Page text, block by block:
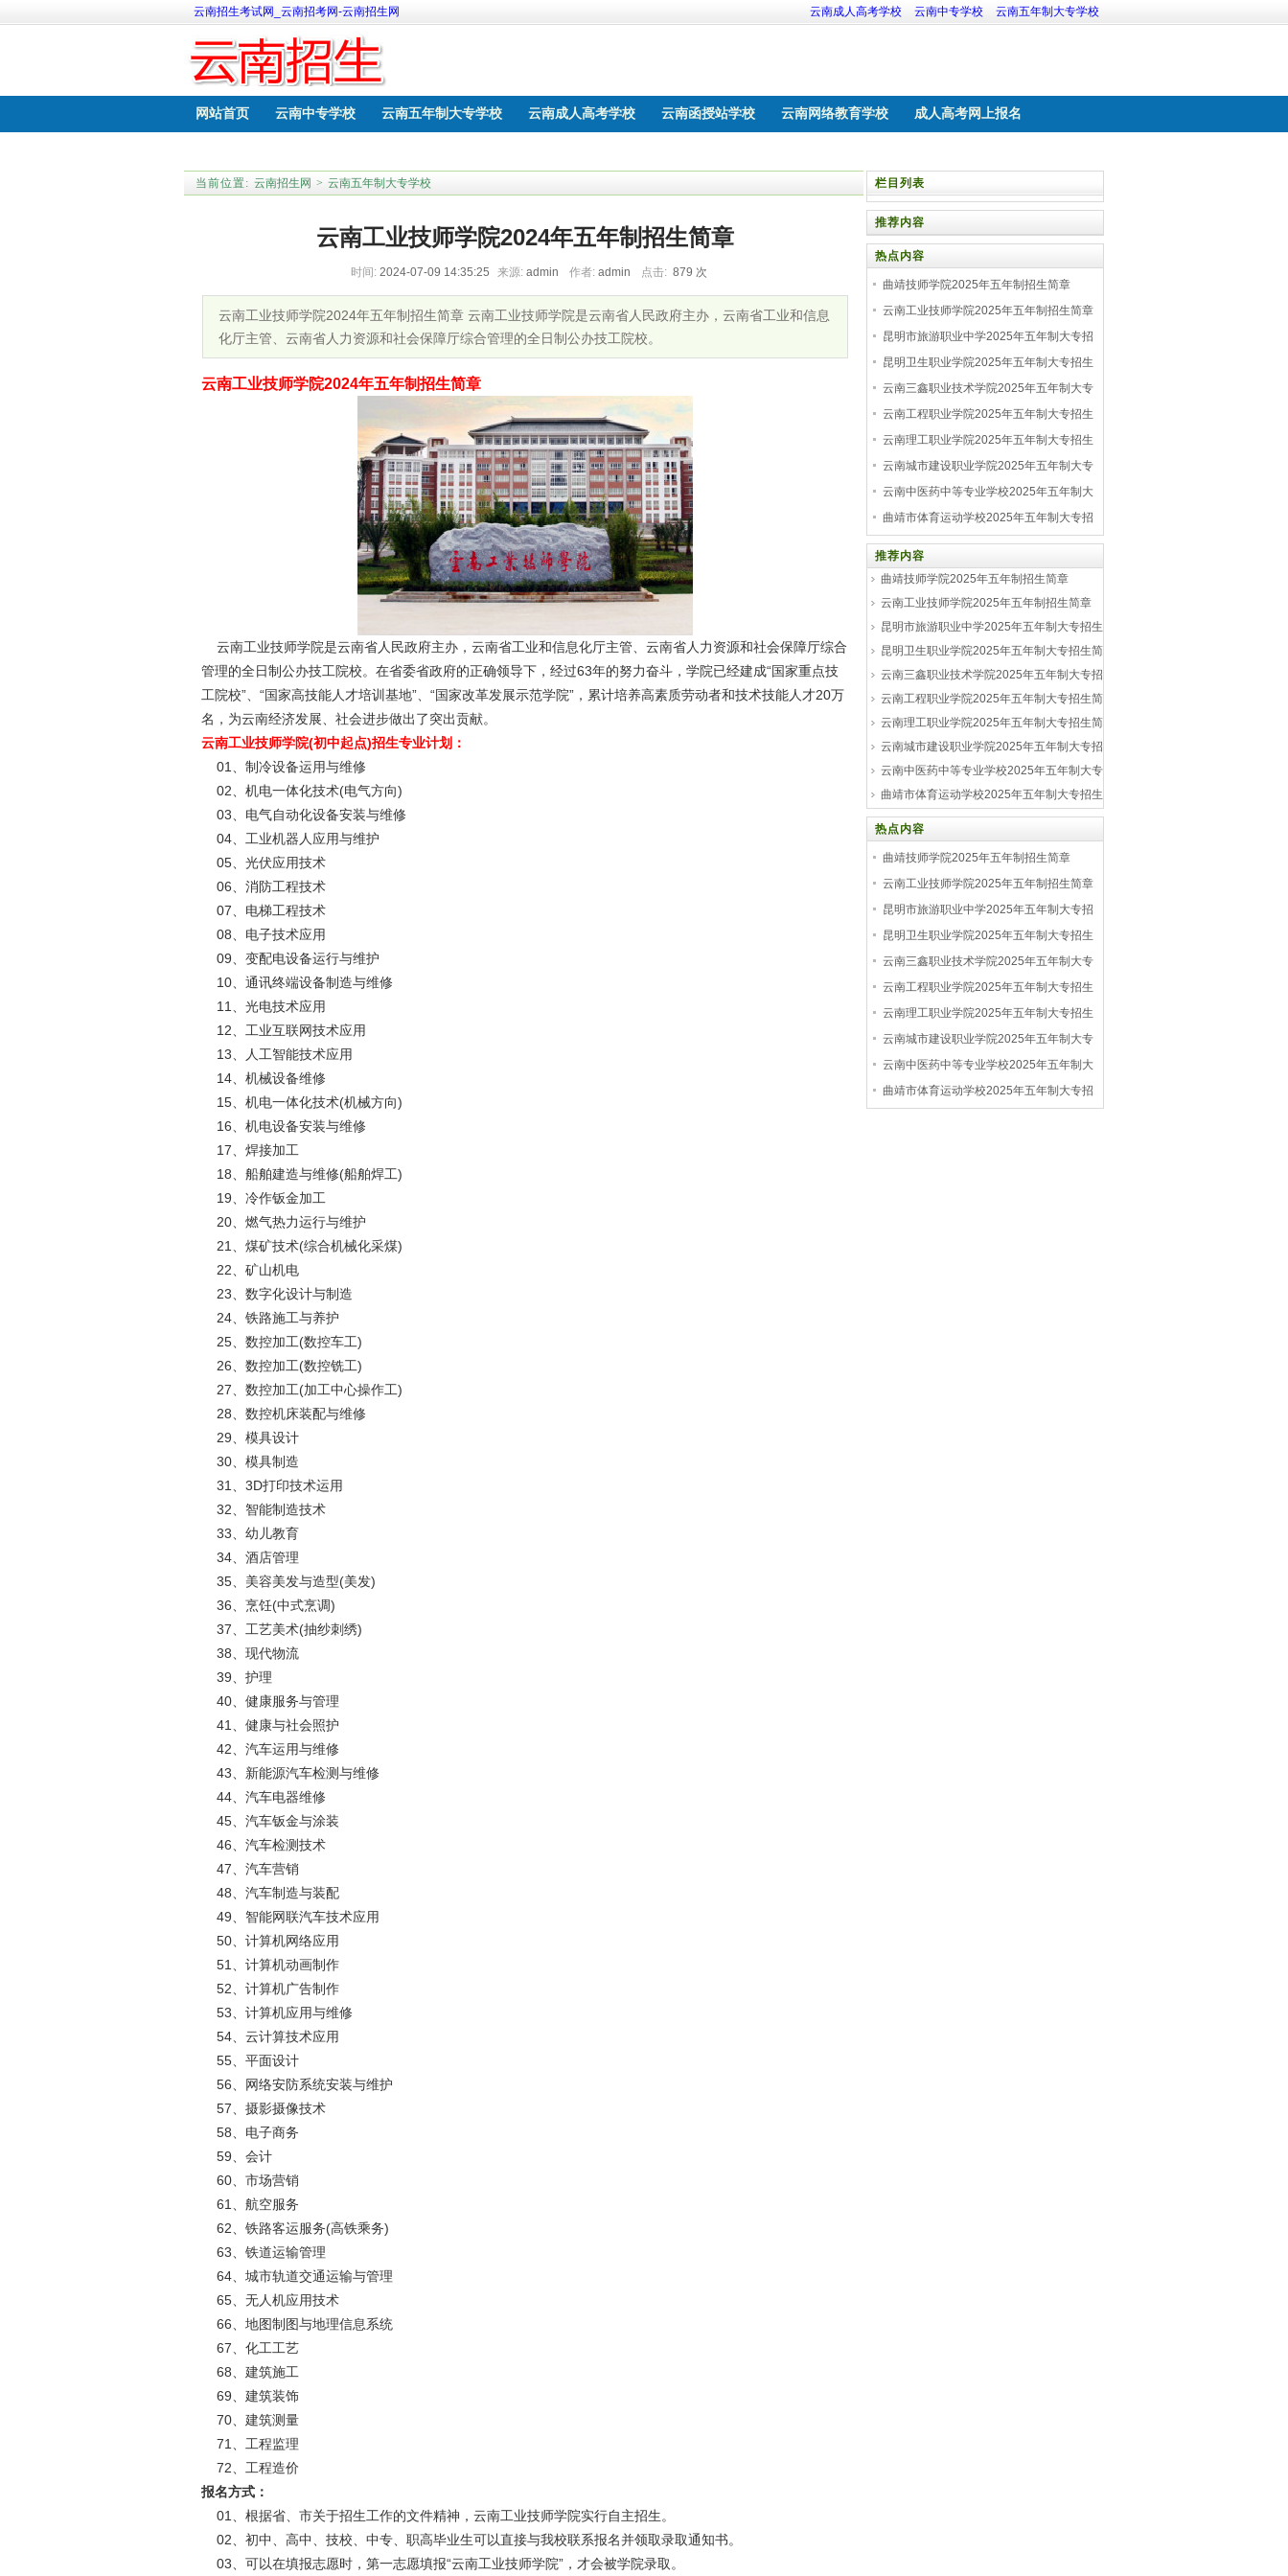
云南招生考试网_云南招考网-云南招生网 云南成人高考学校 云南中专学校 云南五年制大专学校
网站首页 云南中专学校 云南五年制大专学校 云南成人高考学校 云南函授站学校 云南网络教育学校 成人高考网上报名
当前位置: 云南招生网 > 云南五年制大专学校
云南工业技师学院2024年五年制招生简章
时间: 2024-07-09 14:35:25 来源: admin 作者: admin 点击: 879 次
云南工业技师学院2024年五年制招生简章 云南工业技师学院是云南省人民政府主办，云南省工业和信息
化厅主管、云南省人力资源和社会保障厅综合管理的全日制公办技工院校。
云南工业技师学院2024年五年制招生简章
云南工业技师学院是云南省人民政府主办，云南省工业和信息化厅主管、云南省人力资源和社会保障厅综合
管理的全日制公办技工院校。在省委省政府的正确领导下，经过63年的努力奋斗，学院已经建成“国家重点技
工院校”、“国家高技能人才培训基地”、“国家改革发展示范学院”，累计培养高素质劳动者和技术技能人才20万
名，为云南经济发展、社会进步做出了突出贡献。
云南工业技师学院(初中起点)招生专业计划：
01、制冷设备运用与维修
02、机电一体化技术(电气方向)
03、电气自动化设备安装与维修
04、工业机器人应用与维护
05、光伏应用技术
06、消防工程技术
07、电梯工程技术
08、电子技术应用
09、变配电设备运行与维护
10、通讯终端设备制造与维修
11、光电技术应用
12、工业互联网技术应用
13、人工智能技术应用
14、机械设备维修
15、机电一体化技术(机械方向)
16、机电设备安装与维修
17、焊接加工
18、船舶建造与维修(船舶焊工)
19、冷作钣金加工
20、燃气热力运行与维护
21、煤矿技术(综合机械化采煤)
22、矿山机电
23、数字化设计与制造
24、铁路施工与养护
25、数控加工(数控车工)
26、数控加工(数控铣工)
27、数控加工(加工中心操作工)
28、数控机床装配与维修
29、模具设计
30、模具制造
31、3D打印技术运用
32、智能制造技术
33、幼儿教育
34、酒店管理
35、美容美发与造型(美发)
36、烹饪(中式烹调)
37、工艺美术(抽纱刺绣)
38、现代物流
39、护理
40、健康服务与管理
41、健康与社会照护
42、汽车运用与维修
43、新能源汽车检测与维修
44、汽车电器维修
45、汽车钣金与涂装
46、汽车检测技术
47、汽车营销
48、汽车制造与装配
49、智能网联汽车技术应用
50、计算机网络应用
51、计算机动画制作
52、计算机广告制作
53、计算机应用与维修
54、云计算技术应用
55、平面设计
56、网络安防系统安装与维护
57、摄影摄像技术
58、电子商务
59、会计
60、市场营销
61、航空服务
62、铁路客运服务(高铁乘务)
63、铁道运输管理
64、城市轨道交通运输与管理
65、无人机应用技术
66、地图制图与地理信息系统
67、化工工艺
68、建筑施工
69、建筑装饰
70、建筑测量
71、工程监理
72、工程造价
报名方式：
01、根据省、市关于招生工作的文件精神，云南工业技师学院实行自主招生。
02、初中、高中、技校、中专、职高毕业生可以直接与我校联系报名并领取录取通知书。
03、可以在填报志愿时，第一志愿填报“云南工业技师学院”，才会被学院录取。
栏目列表
推荐内容
热点内容
曲靖技师学院2025年五年制招生简章
云南工业技师学院2025年五年制招生简章
昆明市旅游职业中学2025年五年制大专招
生简章
昆明卫生职业学院2025年五年制大专招生
简章
云南三鑫职业技术学院2025年五年制大专
招生简章
云南工程职业学院2025年五年制大专招生
简章
云南理工职业学院2025年五年制大专招生
简章
云南城市建设职业学院2025年五年制大专
招生简章
云南中医药中等专业学校2025年五年制大
专招生简章
曲靖市体育运动学校2025年五年制大专招
生简章
推荐内容
曲靖技师学院2025年五年制招生简章
曲靖技师学院2025年五年制招生简章 曲靖技
要，学院开设了机械类、电工电子类、交通
类、教育类、服务类...
云南工业技师学院2025年五年制招生简章
云南工业技师学院2025年五年制招生简章 云
了一条具有鲜明特色的“追赶型、跨越式、超常
规、可持续...
昆明市旅游职业中学2025年五年制大专招生
简章
昆明市旅游职业中学2025年五年制大专招生简
章 昆明市旅游职业中学，2022年3月28日云南
省教育厅发布《关于云南省职业教育现代学徒
制人才培养项目评审结果的公示》...
昆明卫生职业学院2025年五年制大专招生简
章
昆明卫生职业学院2025年五年制大专招生简章
昆明卫生职业学院经审批成为国家级护理专业
骨干教师培训基地、云南中德卓越中心康养护
基地...
云南三鑫职业技术学院2025年五年制大专招
生简章
云南三鑫职业技术学院2025年五年制大专招生
简章 云南三鑫职业技术学院成立于2009年，
是经云南省人民政府批准，国家教育部核准备
案，国家计划内统一招生...
云南工程职业学院2025年五年制大专招生简
章
云南工程职业学院2025年五年制大专招生简章
云南工程职业学院坚持育人为本、德育为先、
能力为重、全面发展，提升办学层次，彰显办
学特色。...
云南理工职业学院2025年五年制大专招生简
章
云南理工职业学院2025年五年制大专招生简章
云南理工职业学院是经云南省人民政府批准、
教育部备案成立，具有独立颁发学历文凭资格
的全日制普通高等职业院校。...
云南城市建设职业学院2025年五年制大专招
生简章
云南城市建设职业学院2025年五年制大专招生
简章 云南城市建设职业学院与中建四局集团、
中国石油、中国石化、云天化集团、云南建
投、玉溪市第三人民医院...
云南中医药中等专业学校2025年五年制大专
招生简章
云南中医药中等专业学校2025年五年制大专招
生简章 云南中医药中等专业学校是经云南省教
育厅批准、国家教育部备案的全日制普通中等
专业学校。...
曲靖市体育运动学校2025年五年制大专招生
简章
曲靖市体育运动学校2024年五年制大专招生简
章 曲靖市体育运动学校性质属独立设置的政府
主...
热点内容
曲靖技师学院2025年五年制招生简章
云南工业技师学院2025年五年制招生简章
昆明市旅游职业中学2025年五年制大专招
生简章
昆明卫生职业学院2025年五年制大专招生
简章
云南三鑫职业技术学院2025年五年制大专
招生简章
云南工程职业学院2025年五年制大专招生
简章
云南理工职业学院2025年五年制大专招生
简章
云南城市建设职业学院2025年五年制大专
招生简章
云南中医药中等专业学校2025年五年制大
专招生简章
曲靖市体育运动学校2025年五年制大专招